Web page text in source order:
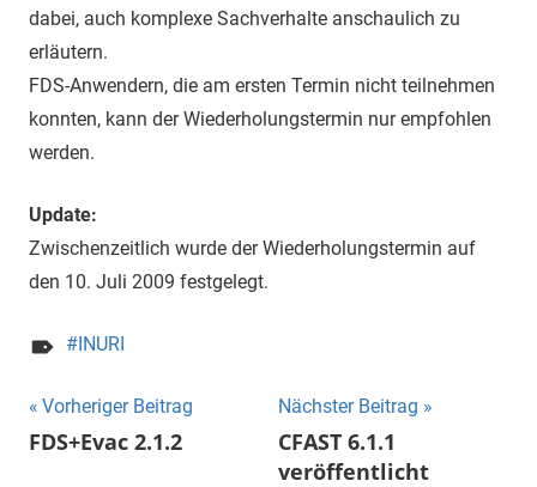
dabei, auch komplexe Sachverhalte anschaulich zu
erläutern.
FDS-Anwendern, die am ersten Termin nicht teilnehmen
konnten, kann der Wiederholungstermin nur empfohlen
werden.
Update:
Zwischenzeitlich wurde der Wiederholungstermin auf
den 10. Juli 2009 festgelegt.
INURI
Beitragsnavigation
Vorheriger Beitrag
FDS+Evac 2.1.2
Nächster Beitrag
CFAST 6.1.1
veröffentlicht